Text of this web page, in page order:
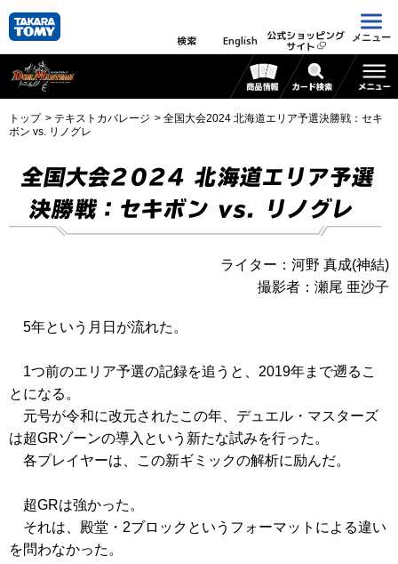
検索 English 公式ショッピング
サイト
メニュー
トップ テキストカバレージ
全国大会2024 北海道エリア予選決勝戦：セキ
ボン vs. リノグレ
全国大会2024 北海道エリア予選
決勝戦：セキボン vs. リノグレ
ライター：河野 真成(神結)
撮影者：瀬尾 亜沙子
5年という月日が流れた。
1つ前のエリア予選の記録を追うと、2019年まで遡るこ
とになる。
元号が令和に改元されたこの年、デュエル・マスターズ
は超GRゾーンの導入という新たな試みを行った。
各プレイヤーは、この新ギミックの解析に励んだ。
超GRは強かった。
それは、殿堂・2ブロックというフォーマットによる違い
を問わなかった。